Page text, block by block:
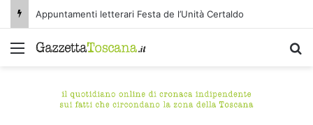
Appuntamenti letterari Festa de l’Unità Certaldo
Menu